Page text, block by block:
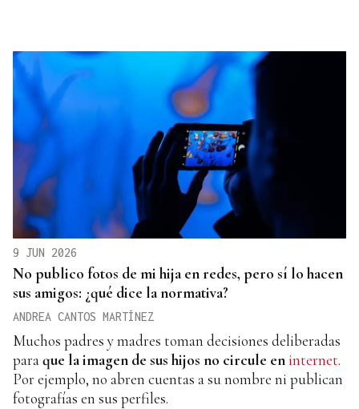
9 JUN 2026
No publico fotos de mi hija en redes, pero sí lo hacen
sus amigos: ¿qué dice la normativa?
ANDREA CANTOS MARTÍNEZ
Muchos padres y madres toman decisiones deliberadas
paraque la imagen de sus hijos no circule eninternet.
Por ejemplo, no abren cuentas a su nombre ni publican
fotografías en sus perfiles.